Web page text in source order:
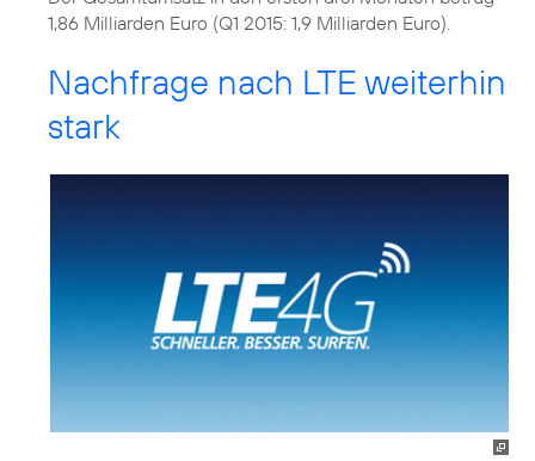
1,86 Milliarden Euro (Q1 2015: 1,9 Milliarden Euro).
Nachfrage nach LTE weiterhin
stark